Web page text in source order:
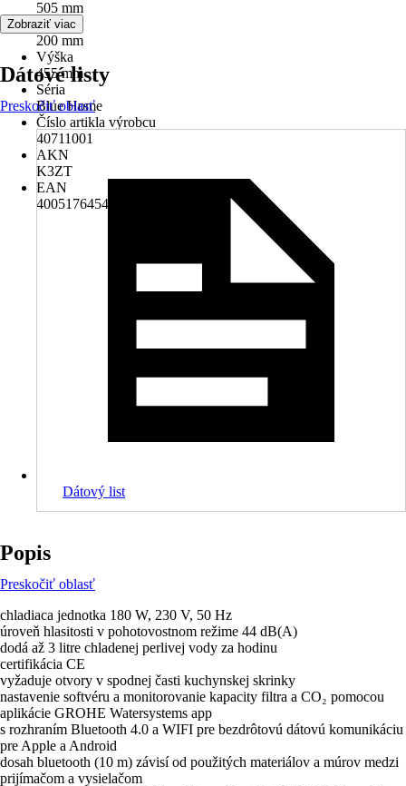
505 mm
Šírka
200 mm
Výška
455 mm
Séria
Blue Home
Číslo artikla výrobcu
40711001
AKN
K3ZT
EAN
4005176454301
Zobraziť viac
Dátové listy
Preskočiť oblasť
Dátový list
Popis
Preskočiť oblasť
chladiaca jednotka 180 W, 230 V, 50 Hz
úroveň hlasitosti v pohotovostnom režime 44 dB(A)
dodá až 3 litre chladenej perlivej vody za hodinu
certifikácia CE
vyžaduje otvory v spodnej časti kuchynskej skrinky
nastavenie softvéru a monitorovanie kapacity filtra a CO₂ pomocou
aplikácie GROHE Watersystems app
s rozhraním Bluetooth 4.0 a WIFI pre bezdrôtovú dátovú komunikáciu
pre Apple a Android
dosah bluetooth (10 m) závisí od použitých materiálov a múrov medzi
prijímačom a vysielačom